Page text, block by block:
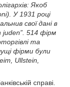
Якоб
У 1931 році
свої дані в
juden”. 514 фірм
та
фірми були
Ullstein,
справі.